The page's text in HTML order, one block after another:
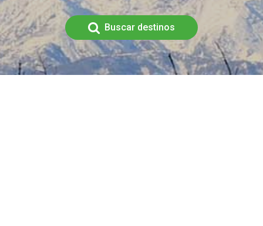
Buscar destinos